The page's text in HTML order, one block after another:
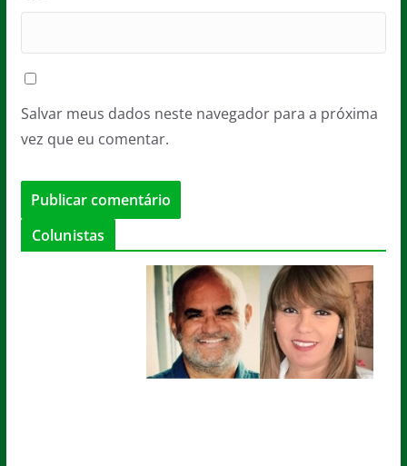
Salvar meus dados neste navegador para a próxima
vez que eu comentar.
Colunistas